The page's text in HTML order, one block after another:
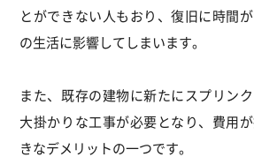
とができない人もおり、復旧に時間
の生活に影響してしまいます。
また、既存の建物に新たにスプリンク
大掛かりな工事が必要となり、費用
きなデメリットの一つです。